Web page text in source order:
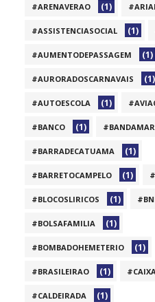
#ARENAVERAO (1)
#ASSISTENCIASOCIAL (1)
#AUMENTODEPASSAGEM (1)
#AURORADOSCARNAVAIS (1)
#AUTOESCOLA (1)
#BANCO (1)
#BARRADECATUAMA (1)
#BARRETOCAMPELO (1)
#BLOCOSLIRICOS (1)
#BOLSAFAMILIA (1)
#BOMBADOHEMETERIO (1)
#BRASILEIRAO (1)
#CALDEIRADA (1)